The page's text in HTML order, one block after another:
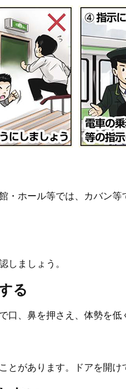
・ホール等では、カバン
しましょう。
る
口、鼻を押さえ、体勢を低
とがあります。ドアを開け